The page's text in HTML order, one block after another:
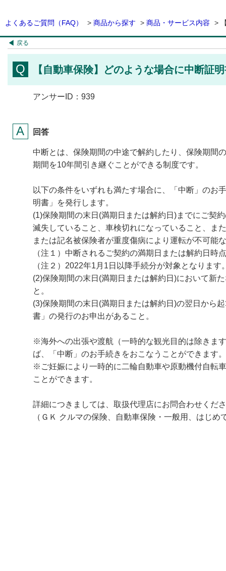
よくあるご質問（FAQ） > 商品から探す > 商品・サービス内容 >
戻る
【自動車保険】どのような場合に中断証
アンサーID：939
回答
中断とは、保険期間の中途で解約したり、保険期間
期間を10年間引き継ぐことができる制度です。
以下の条件をいずれも満たす場合に、「中断」のお
明書」を発行します。
(1)保険期間の末日(満期日または解約日)までにご契
滅失していること、車検切れになっていること、ま
または記名被保険者が重度傷病により運転が不可能
（注１）中断されるご契約の満期日または解約日
（注２）2022年1月1日以降手続分が対象となります
(2)保険期間の末日(満期日または解約日)において新
と。
(3)保険期間の末日(満期日または解約日)の翌日から
書」の発行のお申出があること。
※海外への出張や渡航（一時的な観光目的は除きま
ば、「中断」のお手続きをおこなうことができます。
※ご妊娠により一時的に二輪自動車や原動機付自転
ことができます。
詳細につきましては、取扱代理店にお問合わせくだ
（ＧＫ クルマの保険、自動車保険・一般用、はじ